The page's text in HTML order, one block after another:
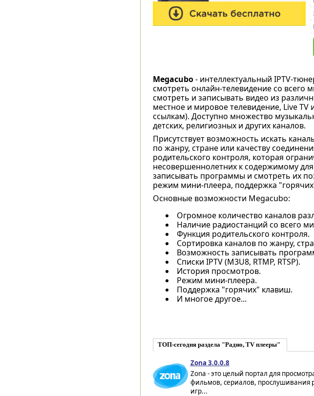
Megacubo- интеллектуальный IPTV-
смотреть онлайн-телевидение со всего
смотреть и записывать видео из
местное и мировое телевидение, Live
ссылкам). Доступно множество
детских, религиозных и других каналов.
Присутствует возможность искать
по жанру, стране или качеству
родительского контроля, которая
несовершеннолетних к содержимому
записывать программы и смотреть их
режим мини-плеера, поддержка
Основные возможности Megacubo:
Огромное количество каналов
Наличие радиостанций со всего
Функция родительского контроля.
Сортировка каналов по жанру,
Возможность записывать
Списки IPTV (M3U8, RTMP, RTSP).
История просмотров.
Режим мини-плеера.
Поддержка "горячих" клавиш.
И многое другое...
ТОП-сегодня раздела "Радио, TV плееры"
Zona 3.0.0.8
Zona - это целый портал для
фильмов, сериалов, прослушивания
игр...